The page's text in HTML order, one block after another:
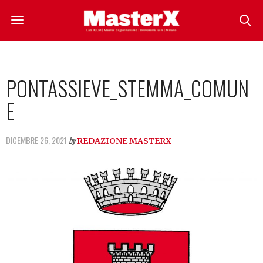
PONTASSIEVE_STEMMA_COMUN
E
DICEMBRE 26, 2021 by REDAZIONE MASTERX